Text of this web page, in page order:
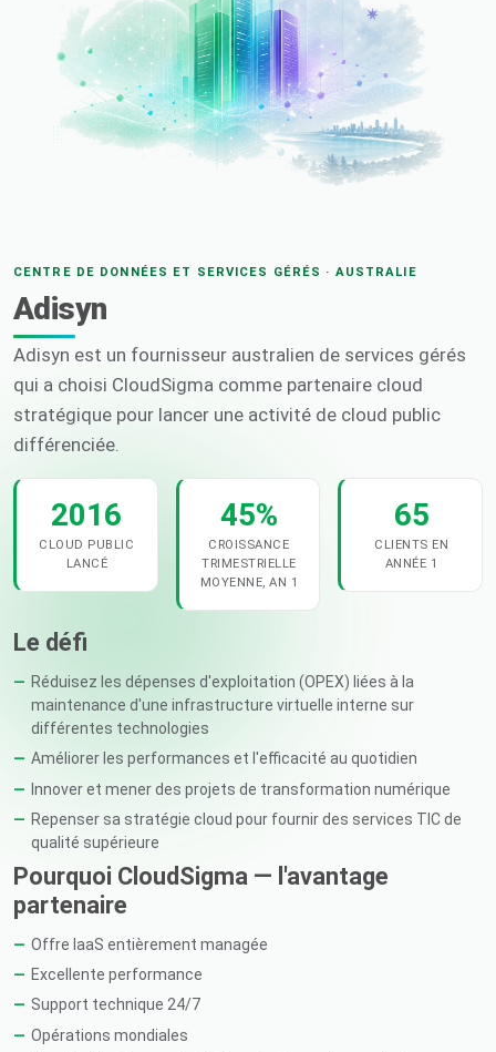
CENTRE DE DONNÉES ET SERVICES GÉRÉS · AUSTRALIE
Adisyn
Adisyn est un fournisseur australien de services gérés
qui a choisi CloudSigma comme partenaire cloud
stratégique pour lancer une activité de cloud public
différenciée.
2016
CLOUD PUBLIC
LANCÉ
45%
CROISSANCE
TRIMESTRIELLE
MOYENNE, AN 1
65
CLIENTS EN
ANNÉE 1
Le défi
Réduisez les dépenses d'exploitation (OPEX) liées à la
maintenance d'une infrastructure virtuelle interne sur
différentes technologies
Améliorer les performances et l'efficacité au quotidien
Innover et mener des projets de transformation numérique
Repenser sa stratégie cloud pour fournir des services TIC de
qualité supérieure
Pourquoi CloudSigma — l'avantage
partenaire
Offre IaaS entièrement managée
Excellente performance
Support technique 24/7
Opérations mondiales